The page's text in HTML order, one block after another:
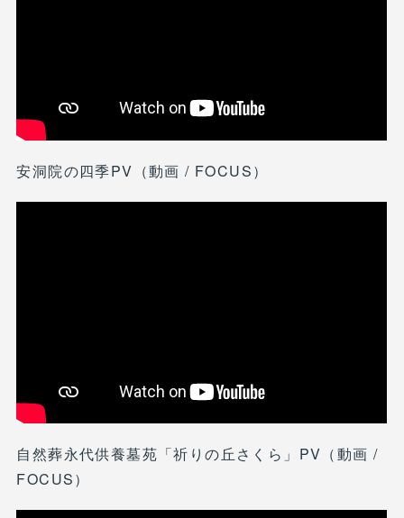
安洞院の四季PV（動画 / FOCUS）
自然葬永代供養墓苑「祈りの丘さくら」PV（動画 /
FOCUS）